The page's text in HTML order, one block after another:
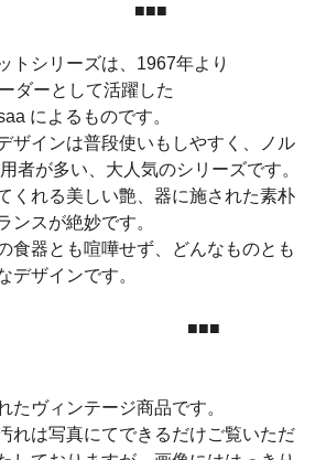
■■■
トシリーズは、1967年より
ダーとして活躍した
によるものです。
ザインは普段使いもしやすく、ノル
者が多い、大人気のシリーズです。
くれる美しい艶、器に施された素朴
ンスが絶妙です。
食器とも喧嘩せず、どんなものとも
デザインです。
■■■
たヴィンテージ商品です。
れは写真にてできるだけご覧いただ